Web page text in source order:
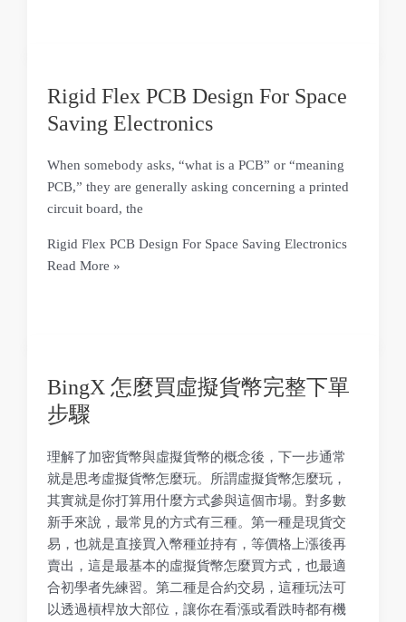
Rigid Flex PCB Design For Space
Saving Electronics
When somebody asks, “what is a PCB” or “meaning
PCB,” they are generally asking concerning a printed
circuit board, the
Rigid Flex PCB Design For Space Saving Electronics
Read More »
BingX 怎麼買虛擬貨幣完整下單
步驟
理解了加密貨幣與虛擬貨幣的概念後，下一步通常
就是思考虛擬貨幣怎麼玩。所謂虛擬貨幣怎麼玩，
其實就是你打算用什麼方式參與這個市場。對多數
新手來說，最常見的方式有三種。第一種是現貨交
易，也就是直接買入幣種並持有，等價格上漲後再
賣出，這是最基本的虛擬貨幣怎麼買方式，也最適
合初學者先練習。第二種是合約交易，這種玩法可
以透過槓桿放大部位，讓你在看漲或看跌時都有機